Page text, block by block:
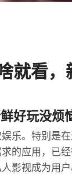
就看
好玩没烦
乐。特别是
的应用，已
影视成为用户